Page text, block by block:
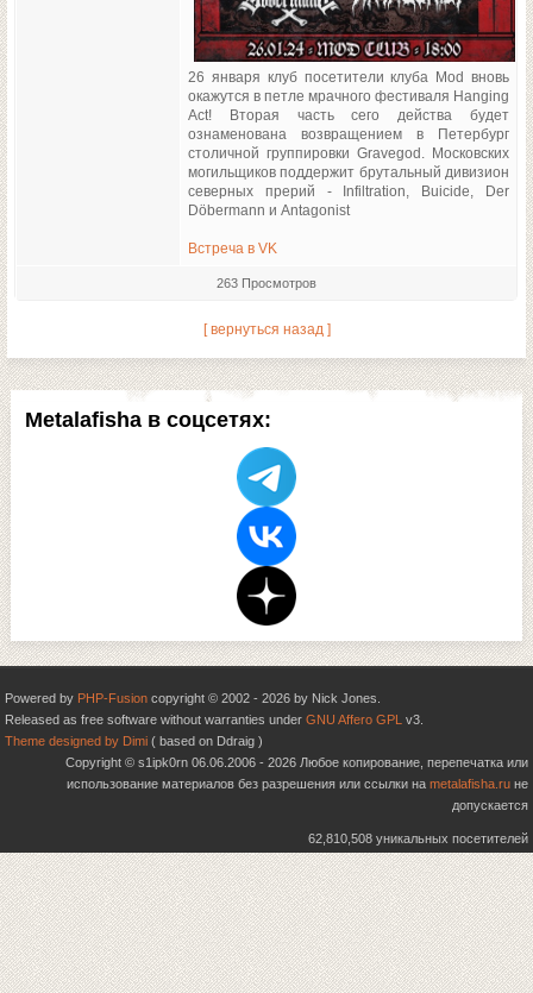
Metalafisha в соцсетях:
26 января клуб посетители клуба Mod вновь
окажутся в петле мрачного фестиваля Hanging
Act! Вторая часть сего действа будет
ознаменована возвращением в Петербург
столичной группировки Gravegod. Московских
могильщиков поддержит брутальный дивизион
северных прерий - Infiltration, Buicide, Der
Döbermann и Antagonist
Встреча в VK
263 Просмотров
[ вернуться назад ]
Powered by PHP-Fusion copyright © 2002 - 2026 by Nick Jones.
Released as free software without warranties under GNU Affero GPL v3.
Theme designed by Dimi ( based on Ddraig )
Copyright © s1ipk0rn 06.06.2006 - 2026 Любое копирование, перепечатка или
использование материалов без разрешения или ссылки на metalafisha.ru не
допускается
62,810,508 уникальных посетителей